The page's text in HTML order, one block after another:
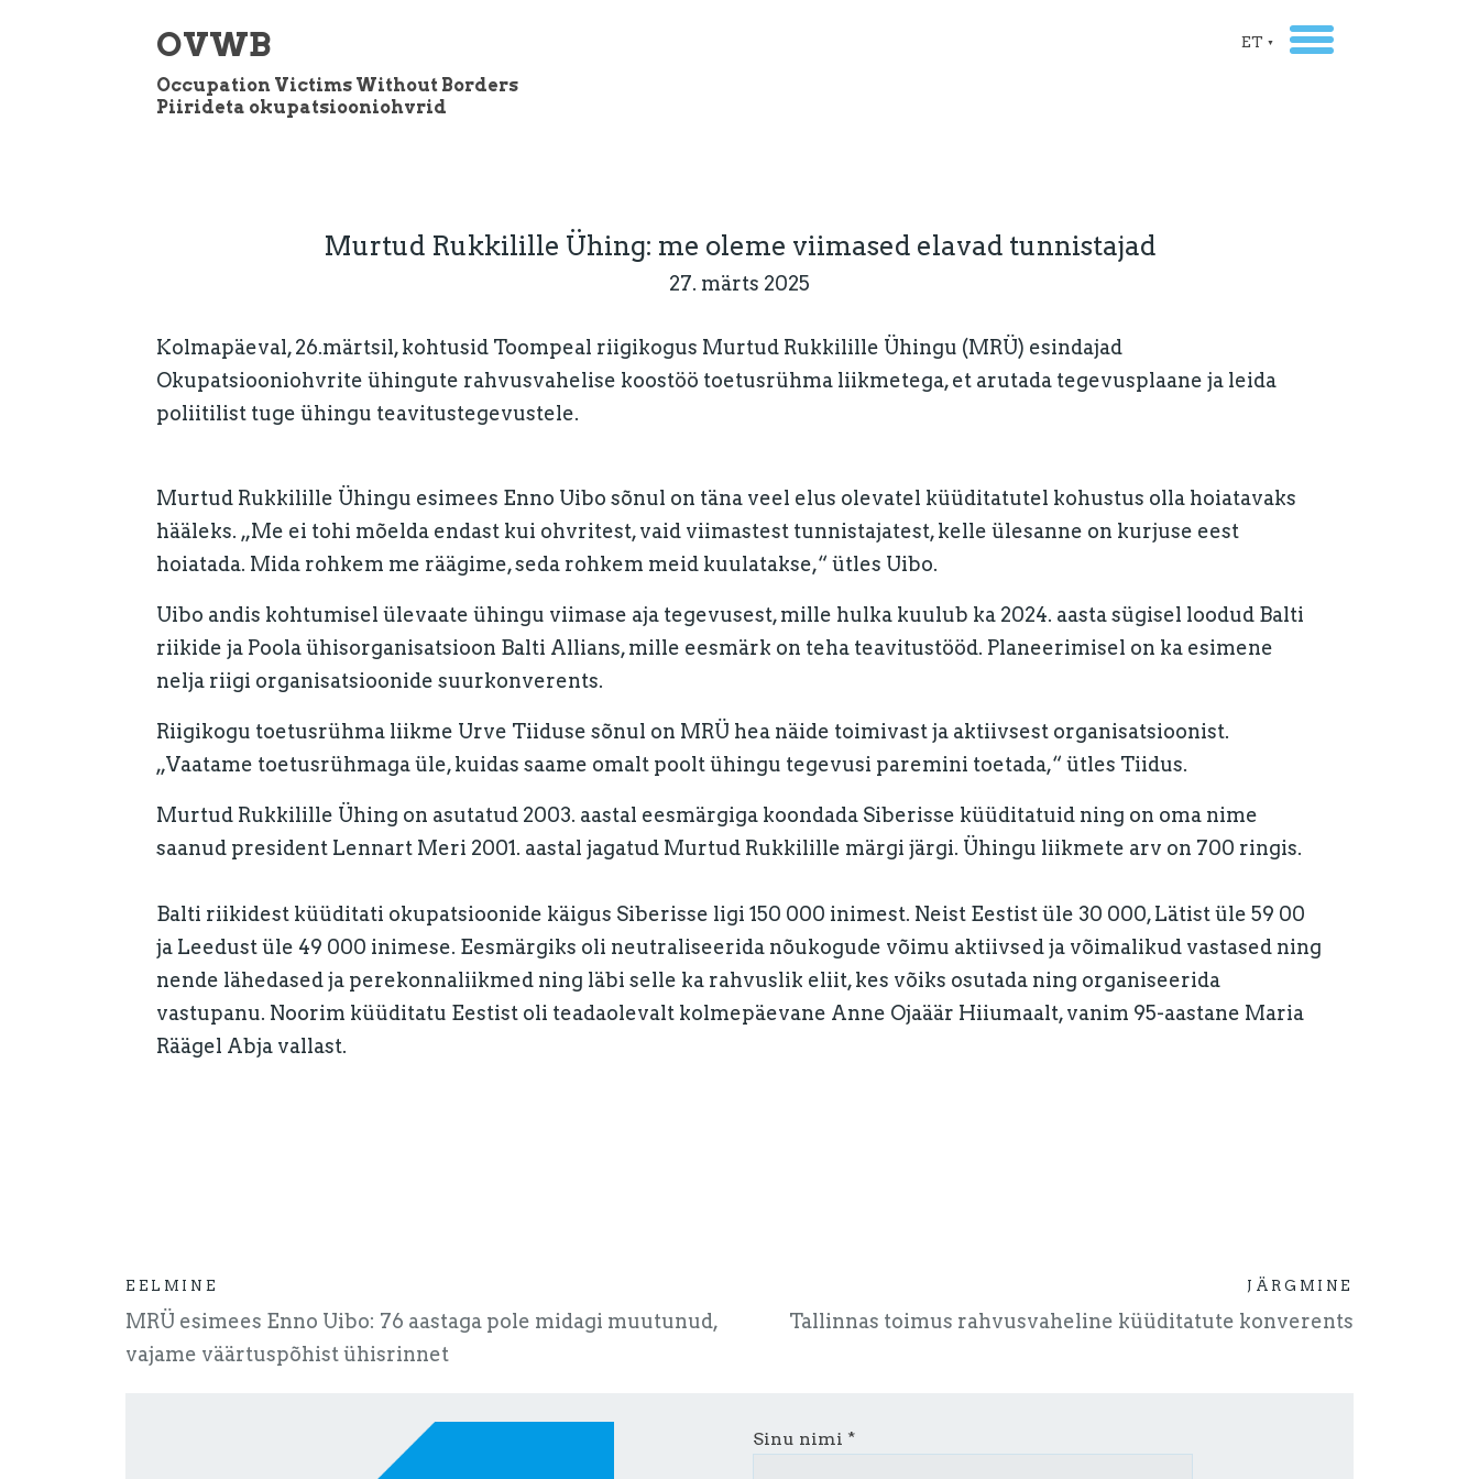
OVWB
Occupation Victims Without Borders
Piirideta okupatsiooniohvrid
ET ▼
Murtud Rukkilille Ühing: me oleme viimased elavad tunnistajad
27. märts 2025
Kolmapäeval, 26.märtsil, kohtusid Toompeal riigikogus Murtud Rukkilille Ühingu (MRÜ) esindajad
Okupatsiooniohvrite ühingute rahvusvahelise koostöö toetusrühma liikmetega, et arutada tegevusplaane ja leida
poliitilist tuge ühingu teavitustegevustele.
Murtud Rukkilille Ühingu esimees Enno Uibo sõnul on täna veel elus olevatel küüditatutel kohustus olla hoiatavaks
hääleks. „Me ei tohi mõelda endast kui ohvritest, vaid viimastest tunnistajatest, kelle ülesanne on kurjuse eest
hoiatada. Mida rohkem me räägime, seda rohkem meid kuulatakse,“ ütles Uibo.
Uibo andis kohtumisel ülevaate ühingu viimase aja tegevusest, mille hulka kuulub ka 2024. aasta sügisel loodud Balti
riikide ja Poola ühisorganisatsioon Balti Allians, mille eesmärk on teha teavitustööd. Planeerimisel on ka esimene
nelja riigi organisatsioonide suurkonverents.
Riigikogu toetusrühma liikme Urve Tiiduse sõnul on MRÜ hea näide toimivast ja aktiivsest organisatsioonist.
„Vaatame toetusrühmaga üle, kuidas saame omalt poolt ühingu tegevusi paremini toetada,“ ütles Tiidus.
Murtud Rukkilille Ühing on asutatud 2003. aastal eesmärgiga koondada Siberisse küüditatuid ning on oma nime
saanud president Lennart Meri 2001. aastal jagatud Murtud Rukkilille märgi järgi. Ühingu liikmete arv on 700 ringis.
Balti riikidest küüditati okupatsioonide käigus Siberisse ligi 150 000 inimest. Neist Eestist üle 30 000, Lätist üle 59 00
ja Leedust üle 49 000 inimese. Eesmärgiks oli neutraliseerida nõukogude võimu aktiivsed ja võimalikud vastased ning
nende lähedased ja perekonnaliikmed ning läbi selle ka rahvuslik eliit, kes võiks osutada ning organiseerida
vastupanu. Noorim küüditatu Eestist oli teadaolevalt kolmepäevane Anne Ojaäär Hiiumaalt, vanim 95-aastane Maria
Räägel Abja vallast.
EELMINE
MRÜ esimees Enno Uibo: 76 aastaga pole midagi muutunud,
vajame väärtuspõhist ühisrinnet
JÄRGMINE
Tallinnas toimus rahvusvaheline küüditatute konverents
Sinu nimi